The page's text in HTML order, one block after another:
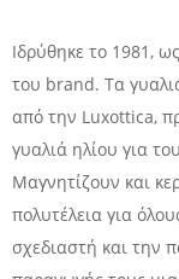
Ιδρύθηκε το 1981,
του brand. Τα
από την Luxottica,
γυαλιά ηλίου για
Μαγνητίζουν και
πολυτέλεια για
σχεδιαστή και την